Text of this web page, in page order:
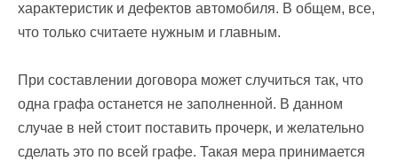
характеристик и дефектов автомобиля. В общем, все,
что только считаете нужным и главным.
При составлении договора может случиться так, что
одна графа останется не заполненной. В данном
случае в ней стоит поставить прочерк, и желательно
сделать это по всей графе. Такая мера принимается